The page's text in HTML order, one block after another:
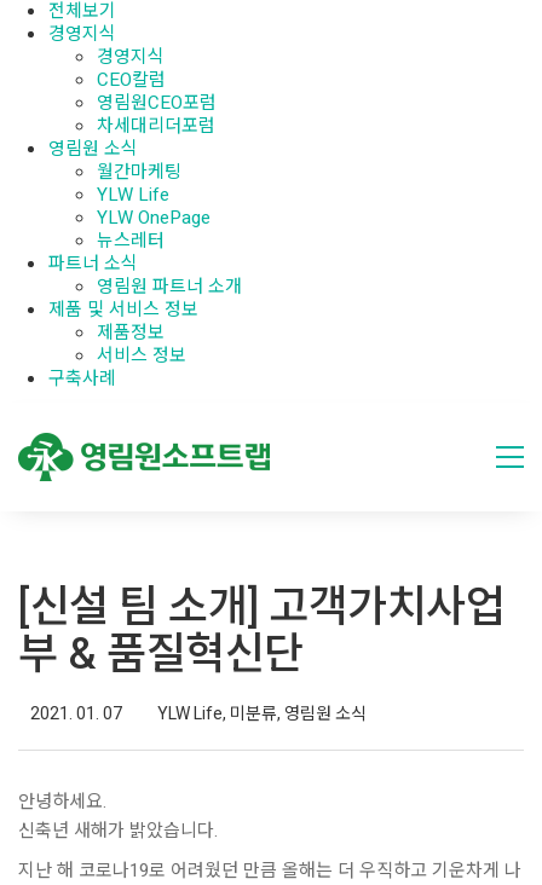
전체보기
경영지식
경영지식
CEO칼럼
영림원CEO포럼
차세대리더포럼
영림원 소식
월간마케팅
YLW Life
YLW OnePage
뉴스레터
파트너 소식
영림원 파트너 소개
제품 및 서비스 정보
제품정보
서비스 정보
구축사례
[신설 팀 소개] 고객가치사업
부 & 품질혁신단
2021. 01. 07 YLW Life, 미분류, 영림원 소식
안녕하세요.
신축년 새해가 밝았습니다.
지난 해 코로나19로 어려웠던 만큼 올해는 더 우직하고 기운차게 나